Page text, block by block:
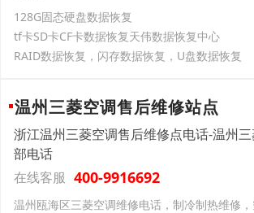
128G固态硬盘数据恢复
tf卡SD卡CF卡数据恢复天伟数据恢复中心
RAID数据恢复，闪存数据恢复，U盘数据恢复
温州三菱空调售后维修站点
浙江温州三菱空调售后维修点电话-温州
部电话
在线客服 400-9916692
温州瓯海区三菱空调维修电话，制冷制热维修